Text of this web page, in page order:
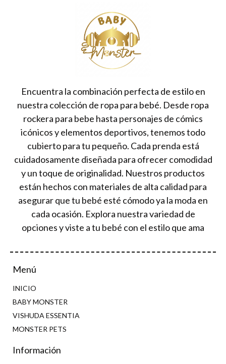
Encuentra la combinación perfecta de estilo en
nuestra colección de ropa para bebé. Desde ropa
rockera para bebe hasta personajes de cómics
icónicos y elementos deportivos, tenemos todo
cubierto para tu pequeño. Cada prenda está
cuidadosamente diseñada para ofrecer comodidad
y un toque de originalidad. Nuestros productos
están hechos con materiales de alta calidad para
asegurar que tu bebé esté cómodo ya la moda en
cada ocasión. Explora nuestra variedad de
opciones y viste a tu bebé con el estilo que ama
Menú
INICIO
BABY MONSTER
VISHUDA ESSENTIA
MONSTER PETS
Información